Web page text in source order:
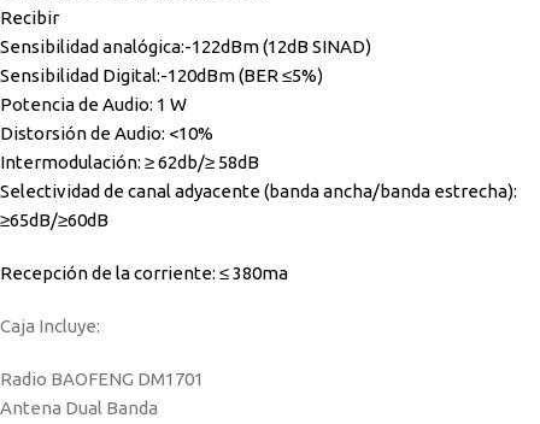
Recibir
Sensibilidad analógica:-122dBm (12dB SINAD)
Sensibilidad Digital:-120dBm (BER ≤5%)
Potencia de Audio: 1 W
Distorsión de Audio: <10%
Intermodulación: ≥ 62db/≥ 58dB
Selectividad de canal adyacente (banda ancha/banda estrecha):
≥65dB/≥60dB
Recepción de la corriente: ≤ 380ma
Caja Incluye:
Radio BAOFENG DM1701
Antena Dual Banda